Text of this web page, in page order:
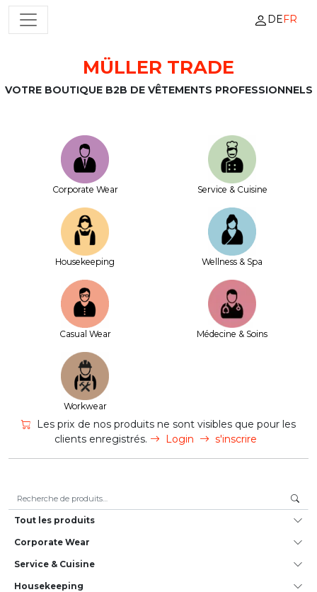
Passer au contenu
NAVIGATION PRINCIPALE DEFR
MÜLLER TRADE
VOTRE BOUTIQUE B2B DE VÊTEMENTS PROFESSIONNELS
Corporate Wear Service & Cuisine
House­keeping Wellness & Spa
Casual Wear Médecine & Soins
Workwear
Les prix de nos produits ne sont visibles que pour les
clients enregistrés.
Login s'inscrire
Tout les produits
Corporate Wear
Service & Cuisine
House­keeping